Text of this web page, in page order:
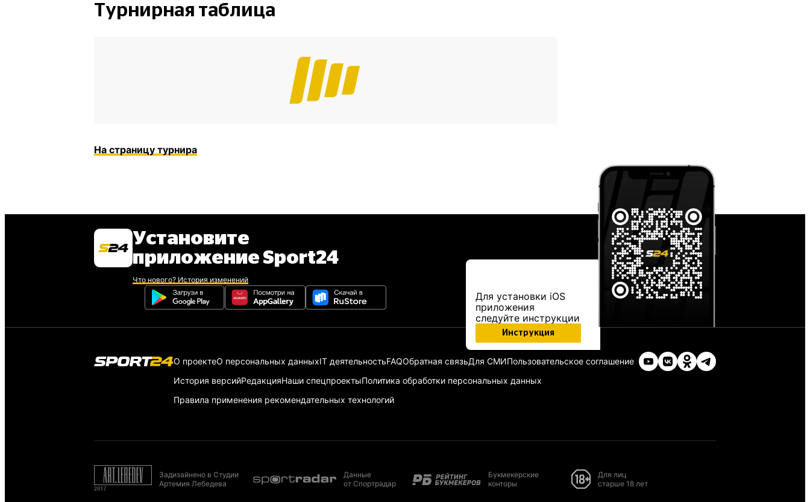
Турнирная таблица
На страницу турнира
Установите
приложение Sport24
Что нового? История изменений
Для установки iOS
приложения
следуйте инструкции
Инструкция
О проектеО персональных данныхIT деятельностьFAQОбратная связьДля СМИПользовательское соглашение
История версийРедакцияНаши спецпроектыПолитика обработки персональных данных
Правила применения рекомендательных технологий
Задизайнено в Студии
Артемия Лебедева
Данные
от Спортрадар
Букмекерские
конторы
Для лиц
старше 18 лет